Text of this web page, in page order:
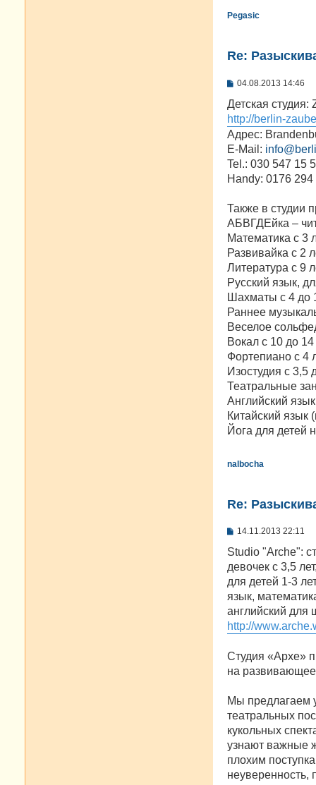
Pegasic
Re:
С
о
б
щ
е
н
и
е
04.08.2013 14:46
Детская студия:
http://berlin-
Адрес:
E-Mail:
Tel.: 030 547 15
Handy: 0176
Также в студии
АБВГДЕйка –
Математика с 3
Развивайка с 2
Литература с 9
Русский язык,
Шахматы с 4 до
Раннее
Веселое
Вокал с 10 до 14
Фортепиано с 4
Изостудия с 3,5
Театральные
Английский
Китайский язык
Йога для детей
nalbocha
Re:
С
о
щ
е
и
е
14.11.2013 22:11
Studio "Arche":
девочек с 3,5
для детей 1-3
язык,
английский для
http://
Студия «Архе»
на развивающее
Мы предлагаем
театральных
кукольных
узнают важные
плохим
неуверенность,